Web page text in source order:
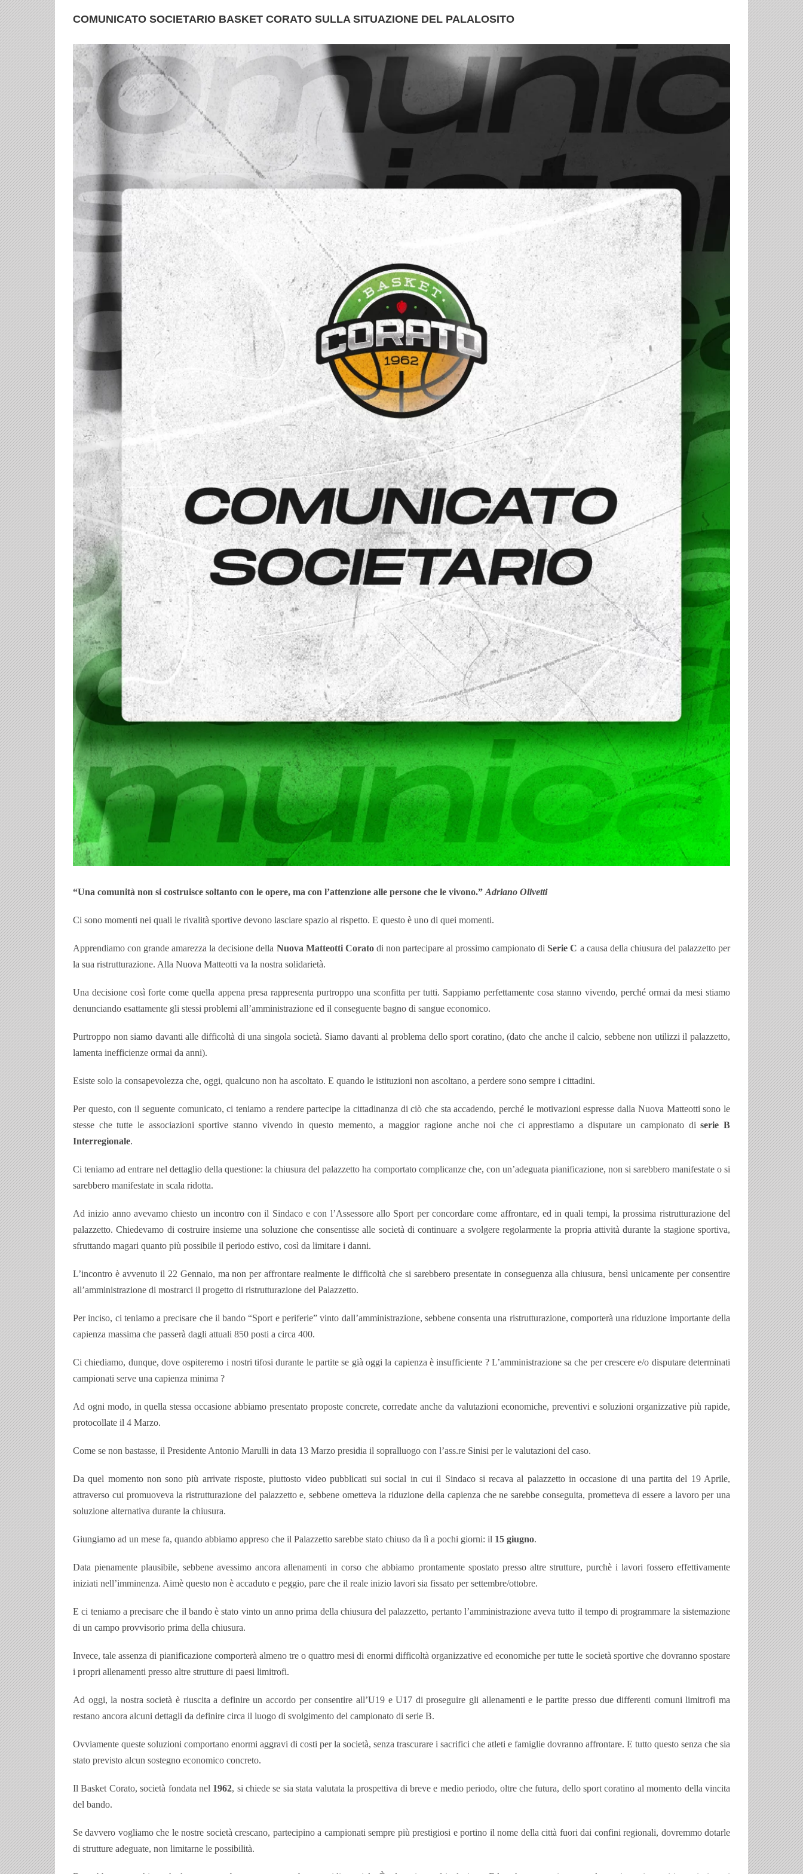
COMUNICATO SOCIETARIO BASKET CORATO SULLA SITUAZIONE DEL PALALOSITO
Ingrandisci
immagine
“Una comunità non si costruisce soltanto con le opere, ma con l’attenzione alle persone che le vivono.” Adriano Olivetti
Ci sono momenti nei quali le rivalità sportive devono lasciare spazio al rispetto. E questo è uno di quei momenti.
Apprendiamo con grande amarezza la decisione della Nuova Matteotti Coratodi non partecipare al prossimo campionato diSerie C a causa della chiusura del palazzetto per
la sua ristrutturazione. Alla Nuova Matteotti va la nostra solidarietà.
Una decisione così forte come quella appena presa rappresenta purtroppo una sconfitta per tutti. Sappiamo perfettamente cosa stanno vivendo, perché ormai da mesi stiamo
denunciando esattamente gli stessi problemi all’amministrazione ed il conseguente bagno di sangue economico.
Purtroppo non siamo davanti alle difficoltà di una singola società. Siamo davanti al problema dello sport coratino, (dato che anche il calcio, sebbene non utilizzi il palazzetto,
lamenta inefficienze ormai da anni).
Esiste solo la consapevolezza che, oggi, qualcuno non ha ascoltato. E quando le istituzioni non ascoltano, a perdere sono sempre i cittadini.
Per questo, con il seguente comunicato, ci teniamo a rendere partecipe la cittadinanza di ciò che sta accadendo, perché le motivazioni espresse dalla Nuova Matteotti sono le
stesse che tutte le associazioni sportive stanno vivendo in questo memento, a maggior ragione anche noi che ci apprestiamo a disputare un campionato diserie B
Interregionale.
Ci teniamo ad entrare nel dettaglio della questione: la chiusura del palazzetto ha comportato complicanze che, con un’adeguata pianificazione, non si sarebbero manifestate o si
sarebbero manifestate in scala ridotta.
Ad inizio anno avevamo chiesto un incontro con il Sindaco e con l’Assessore allo Sport per concordare come affrontare, ed in quali tempi, la prossima ristrutturazione del
palazzetto.Chiedevamo di costruire insieme una soluzione che consentisse alle società di continuare a svolgere regolarmente la propria attività durante la stagione sportiva,
sfruttando magari quanto più possibile il periodo estivo, così da limitare i danni.
L’incontro è avvenuto il 22 Gennaio, ma non per affrontare realmente le difficoltà che si sarebbero presentate in conseguenza alla chiusura, bensì unicamente per consentire
all’amministrazione di mostrarci il progetto di ristrutturazione del Palazzetto.
Per inciso, ci teniamo a precisare che il bando “Sport e periferie” vinto dall’amministrazione, sebbene consenta una ristrutturazione, comporterà una riduzione importante della
capienza massima che passerà dagli attuali 850 posti a circa 400.
Ci chiediamo, dunque, dove ospiteremo i nostri tifosi durante le partite se già oggi la capienza è insufficiente ? L’amministrazione sa che per crescere e/o disputare determinati
campionati serve una capienza minima ?
Ad ogni modo, in quella stessa occasione abbiamo presentato proposte concrete, corredate anche da valutazioni economiche, preventivi e soluzioni organizzative più rapide,
protocollate il 4 Marzo.
Come se non bastasse, il Presidente Antonio Marulli in data 13 Marzo presidia il sopralluogo con l’ass.re Sinisi per le valutazioni del caso.
Da quel momento non sono più arrivate risposte, piuttosto video pubblicati sui social in cui il Sindaco si recava al palazzetto in occasione di una partita del 19 Aprile,
attraverso cui promuoveva la ristrutturazione del palazzetto e, sebbene ometteva la riduzione della capienza che ne sarebbe conseguita, prometteva di essere a lavoro per una
soluzione alternativa durante la chiusura.
Giungiamo ad un mese fa, quando abbiamo appreso che il Palazzetto sarebbe stato chiuso da lì a pochi giorni: il 15 giugno.
Data pienamente plausibile, sebbene avessimo ancora allenamenti in corso che abbiamo prontamente spostato presso altre strutture, purchè i lavori fossero effettivamente
iniziati nell’imminenza. Aimè questo non è accaduto e peggio, pare che il reale inizio lavori sia fissato per settembre/ottobre.
E ci teniamo a precisare che il bando è stato vinto un anno prima della chiusura del palazzetto, pertanto l’amministrazione aveva tutto il tempo di programmare la sistemazione
di un campo provvisorio prima della chiusura.
Invece, tale assenza di pianificazione comporterà almeno tre o quattro mesi di enormi difficoltà organizzative ed economiche per tutte le società sportive che dovranno spostare
i propri allenamenti presso altre strutture di paesi limitrofi.
Ad oggi, la nostra società è riuscita a definire un accordo per consentire all’U19 e U17 di proseguire gli allenamenti e le partite presso due differenti comuni limitrofi ma
restano ancora alcuni dettagli da definire circa il luogo di svolgimento del campionato di serie B.
Ovviamente queste soluzioni comportano enormi aggravi di costi per la società, senza trascurare i sacrifici che atleti e famiglie dovranno affrontare. E tutto questo senza che sia
stato previsto alcun sostegno economico concreto.
Il Basket Corato, società fondata nel 1962, si chiede se sia stata valutata la prospettiva di breve e medio periodo, oltre che futura, dello sport coratino al momento della vincita
del bando.
Se davvero vogliamo che le nostre società crescano, partecipino a campionati sempre più prestigiosi e portino il nome della città fuori dai confini regionali, dovremmo dotarle
di strutture adeguate, non limitarne le possibilità.